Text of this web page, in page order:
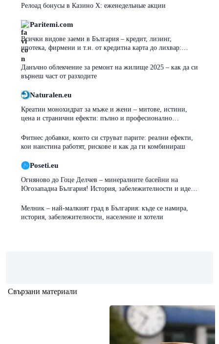
Релоад бонусы в Казино Х: еженедельные акции
Paritemi.com
Всички видове заеми в България – кредит, лизинг,
ипотека, фирмени и т.н. от кредитна карта до лихвар:
плюсове, минуси и капани
Данъчно облекчение за ремонт на жилище 2025 – как да си
върнеш част от разходите
Naturalen.eu
Креатин монохидрат за мъже и жени – митове, истини,
цена и странични ефекти: пълно и професионално
Фитнес добавки, които си струват парите: реални ефекти,
кои наистина работят, рискове и как да ги комбинираш
Poseti.eu
Огняново до Гоце Делчев – минералните басейни на
Югозападна България! История, забележителности и идеи
Мелник – най-малкият град в България: къде се намира,
история, забележителности, население и хотели
Свързани материали